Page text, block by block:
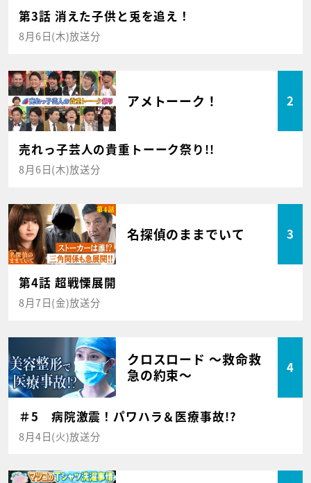
第3話 消えた子供と兎を追え！
8月6日(木)放送分
アメトーーク！ 2
売れっ子芸人の貴重トーーク祭り!!
8月6日(木)放送分
名探偵のままでいて 3
第4話 超戦慄展開
8月7日(金)放送分
クロスロード ～救命救
急の約束～
4
＃5 病院激震！パワハラ＆医療事故!?
8月4日(火)放送分